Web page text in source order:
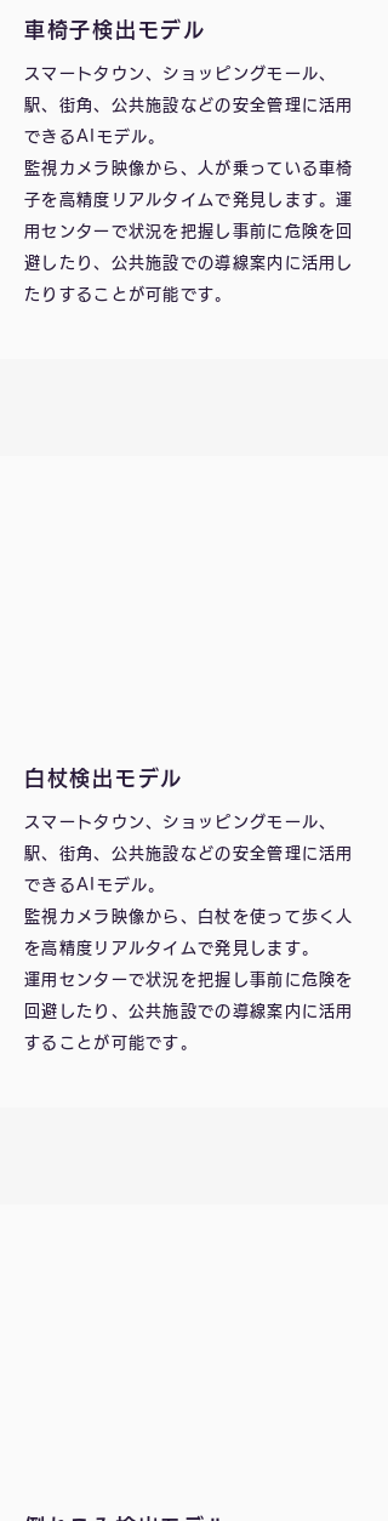
車椅子検出モデル
スマートタウン、ショッピングモール、
駅、街角、公共施設などの安全管理に活用
できるAIモデル。
監視カメラ映像から、人が乗っている車椅
子を高精度リアルタイムで発見します。運
用センターで状況を把握し事前に危険を回
避したり、公共施設での導線案内に活用し
たりすることが可能です。
白杖検出モデル
スマートタウン、ショッピングモール、
駅、街角、公共施設などの安全管理に活用
できるAIモデル。
監視カメラ映像から、白杖を使って歩く人
を高精度リアルタイムで発見します。
運用センターで状況を把握し事前に危険を
回避したり、公共施設での導線案内に活用
することが可能です。